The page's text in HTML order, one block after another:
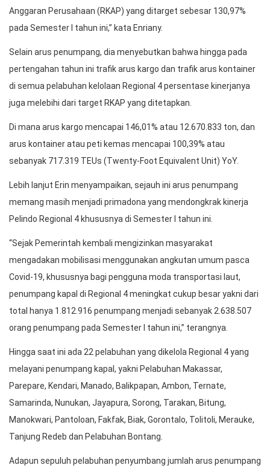
Anggaran Perusahaan (RKAP) yang ditarget sebesar 130,97%
pada Semester I tahun ini,” kata Enriany.
Selain arus penumpang, dia menyebutkan bahwa hingga pada
pertengahan tahun ini trafik arus kargo dan trafik arus kontainer
di semua pelabuhan kelolaan Regional 4 persentase kinerjanya
juga melebihi dari target RKAP yang ditetapkan.
Di mana arus kargo mencapai 146,01% atau 12.670.833 ton, dan
arus kontainer atau peti kemas mencapai 100,39% atau
sebanyak 717.319 TEUs (Twenty-Foot Equivalent Unit) YoY.
Lebih lanjut Erin menyampaikan, sejauh ini arus penumpang
memang masih menjadi primadona yang mendongkrak kinerja
Pelindo Regional 4 khususnya di Semester I tahun ini.
“Sejak Pemerintah kembali mengizinkan masyarakat
mengadakan mobilisasi menggunakan angkutan umum pasca
Covid-19, khususnya bagi pengguna moda transportasi laut,
penumpang kapal di Regional 4 meningkat cukup besar yakni dari
total hanya 1.812.916 penumpang menjadi sebanyak 2.638.507
orang penumpang pada Semester I tahun ini,” terangnya.
Hingga saat ini ada 22 pelabuhan yang dikelola Regional 4 yang
melayani penumpang kapal, yakni Pelabuhan Makassar,
Parepare, Kendari, Manado, Balikpapan, Ambon, Ternate,
Samarinda, Nunukan, Jayapura, Sorong, Tarakan, Bitung,
Manokwari, Pantoloan, Fakfak, Biak, Gorontalo, Tolitoli, Merauke,
Tanjung Redeb dan Pelabuhan Bontang.
Adapun sepuluh pelabuhan penyumbang jumlah arus penumpang